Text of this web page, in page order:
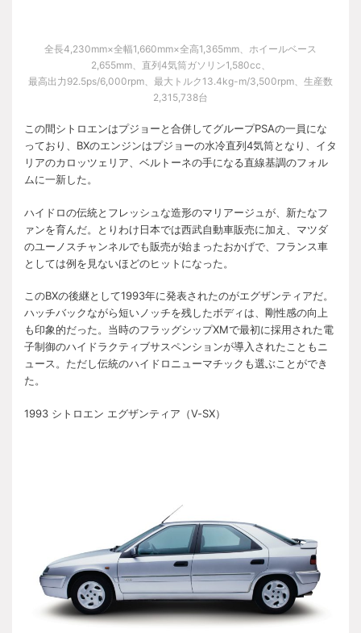
全長4,230mm×全幅1,660mm×全高1,365mm、ホイールベース
2,655mm、直列4気筒ガソリン1,580cc、
最高出力92.5ps/6,000rpm、最大トルク13.4kg-m/3,500rpm、生産数
2,315,738台
この間シトロエンはプジョーと合併してグループPSAの一員にな
っており、BXのエンジンはプジョーの水冷直列4気筒となり、イタ
リアのカロッツェリア、ベルトーネの手になる直線基調のフォル
ムに一新した。
ハイドロの伝統とフレッシュな造形のマリアージュが、新たなフ
ァンを育んだ。とりわけ日本では西武自動車販売に加え、マツダ
のユーノスチャンネルでも販売が始まったおかげで、フランス車
としては例を見ないほどのヒットになった。
このBXの後継として1993年に発表されたのがエグザンティアだ。
ハッチバックながら短いノッチを残したボディは、剛性感の向上
も印象的だった。当時のフラッグシップXMで最初に採用された電
子制御のハイドラクティブサスペンションが導入されたこともニ
ュース。ただし伝統のハイドロニューマチックも選ぶことができ
た。
1993 シトロエン エグザンティア（V-SX）